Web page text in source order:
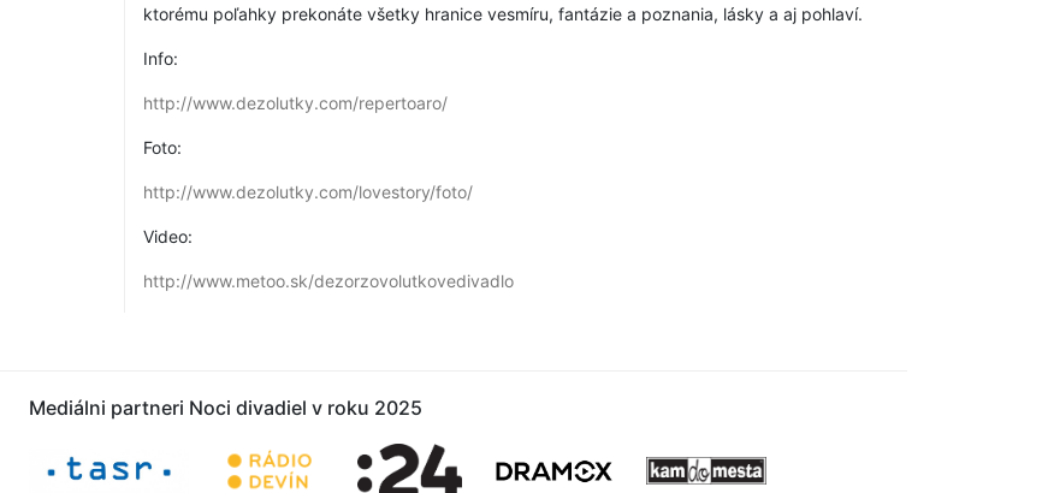
ktorému poľahky prekonáte všetky hranice vesmíru, fantázie a poznania, lásky a aj pohlaví.
Info:
http://www.dezolutky.com/repertoaro/
Foto:
http://www.dezolutky.com/lovestory/foto/
Video:
http://www.metoo.sk/dezorzovolutkovedivadlo
Mediálni partneri Noci divadiel v roku 2025